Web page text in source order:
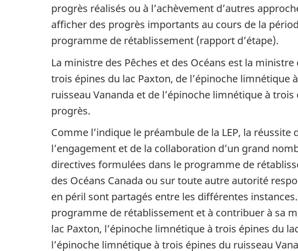
progrès réalisés ou à l’achèvement d’autres
afficher des progrès importants au cours de la
programme de rétablissement (rapport d’étape).
La ministre des Pêches et des Océans est la
trois épines du lac Paxton, de l’épinoche limnétique
ruisseau Vananda et de l’épinoche limnétique à
progrès.
Comme l’indique le préambule de la LEP, la
l’engagement et de la collaboration d’un grand
directives formulées dans le programme de
des Océans Canada ou sur toute autre autorité
en péril sont partagés entre les différentes
programme de rétablissement et à contribuer à sa
lac Paxton, l’épinoche limnétique à trois épines du
l’épinoche limnétique à trois épines du ruisseau